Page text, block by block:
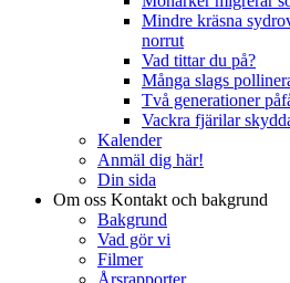
Mindre kräsna
norrut
Vad tittar du på?
Många slags
Två generationer
Vackra fjärilar
Kalender
Anmäl dig här!
Din sida
Om oss Kontakt och bakgrund
Bakgrund
Vad gör vi
Filmer
Årsrapporter